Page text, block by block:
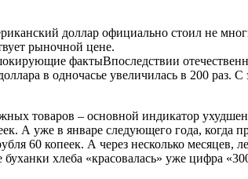
доллар официально стоил не
рыночной цене.
Впоследствии
в одночасье увеличилась в 200 раз.
товаров – основной индикатор
А уже в январе следующего года,
60 копеек. А через несколько
хлеба «красовалась» уже цифра